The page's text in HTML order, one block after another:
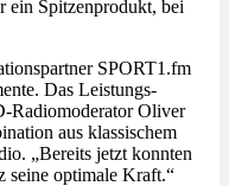
ein Spitzenprodukt, bei
SPORT1.fm
Das Leistungs-
Radiomoderator Oliver
aus klassischem
„Bereits jetzt konnten
seine optimale Kraft.“